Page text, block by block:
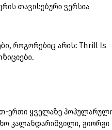
თავისებური ვერსია
როგორებიც არის: Thrill Is
ერთი ყველაზე
კალანდარიშვილი, გიორგი